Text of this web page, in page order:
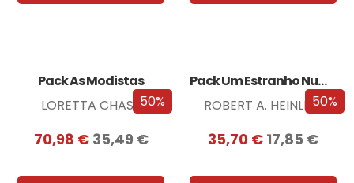
50%
Pack As Modistas
LORETTA CHASE
70,98€ 35,49 €
50%
Pack Um Estranho Numa Terra Estranha
ROBERT A. HEINLEIN
35,70€ 17,85 €